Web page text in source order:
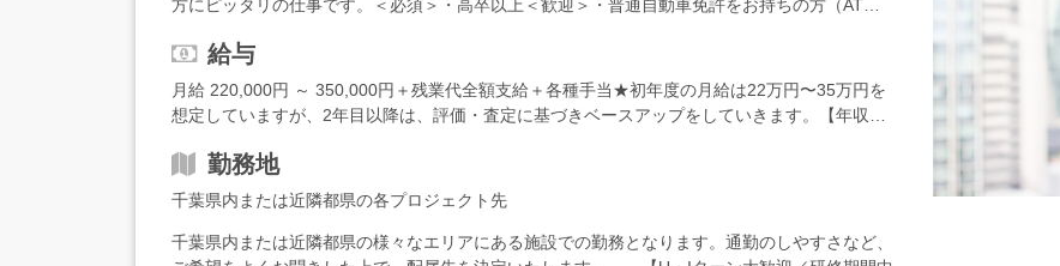
現する仕事です。日々の定期点検を終え、問題がなければ見守ることも多い仕事。点検にはチェ
ックシートもご用意していますので、機械に詳しくない方や電気の知識がない方でも安心してチ
ャレンジできます。＜検査＞検査の方には、建物や機械の非破壊検査や修理、書類作成などをお
任せします。非破壊検査とは、対象物を壊したり傷つけたりすることなく、その内部の欠陥や構
造を調査すること。こちらもチェックシートがありますので、未経験の方でも安心です。【研修
し、実際の業務を学んでいきます。もちろん教育担当となる先輩社員が、皆さんの成長をイチか
らサポートしていきますので、安心してください！【ひとり立ち後は…】一通り業務を覚えた後
種類。具体的なサポートとして、月2回の講義の実施に加え、テキストや願書を無料で配布して
方にピッタリの仕事です。＜必須＞・高卒以上＜歓迎＞・普通自動車免許をお持ちの方（AT限
ていきたい方居酒屋スタッフ・アミューズメント店のホールスタッフ・清掃スタッフなどなど、
様々な前職の先輩たちが、経験・知識ゼロから始めて、どこに行っても必要とされる安定したス
キルを身につけています。豊富な育成ノウハウときめ細かなサポートで、あなたのキャリアを全
力で応援します！
給与
月給 220,000円 ～ 350,000円＋残業代全額支給＋各種手当★初年度の月給は22万円〜35万円を
想定していますが、2年目以降は、評価・査定に基づきベースアップをしていきます。【年収
勤務地
千葉県内または近隣都県の各プロジェクト先
千葉県内または近隣都県の様々なエリアにある施設での勤務となります。通勤のしやすさなど、